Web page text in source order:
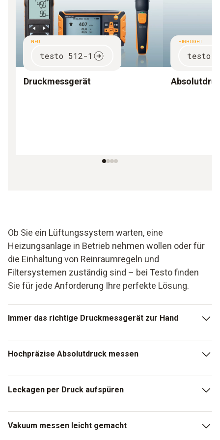
NEU!
testo 512-1
Druckmessgerät
HIGHLIGHT
testo
Ob Sie ein Lüftungssystem warten, eine
Heizungsanlage in Betrieb nehmen wollen oder für
die Einhaltung von Reinraumregeln und
Filtersystemen zuständig sind – bei Testo finden
Sie für jede Anforderung Ihre perfekte Lösung.
Immer das richtige Druckmessgerät zur Hand
Gebäudetechnik, Industrie und Forschung eine wichtige
jeden Druck das passende Gerät.
Hochpräzise Absolutdruck messen
gemessenen Druckparameter. Sichern Sie die Qualität Ihrer
sicher sein, dass Ihre Werte auch stimmen. Und profitieren
Leckagen per Druck aufspüren
gründliche Leckageortung? Lecksuchgeräte von Testo sind
Vakuum messen leicht gemacht